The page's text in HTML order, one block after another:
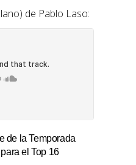
de Pablo Laso:
de la Temporada
el Top 16